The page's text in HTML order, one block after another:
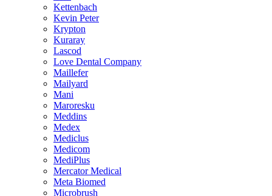
Kettenbach
Kevin Peter
Krypton
Kuraray
Lascod
Love Dental Company
Maillefer
Mailyard
Mani
Maroresku
Meddins
Medex
Mediclus
Medicom
MediPlus
Mercator Medical
Meta Biomed
Microbrush